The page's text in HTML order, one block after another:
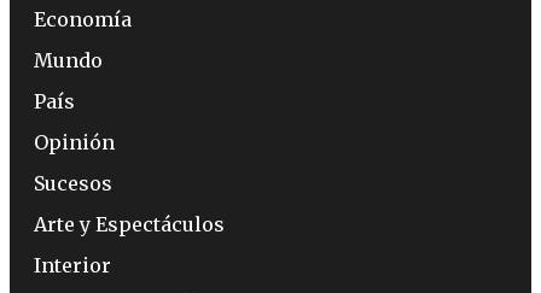
Economía
Mundo
País
Opinión
Sucesos
Arte y Espectáculos
Interior